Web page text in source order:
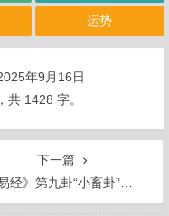
运势
年9月16日
共 1428 字。
下一篇
经》第九卦“小畜卦”解析